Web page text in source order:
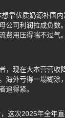
靠优质奶源补国
司利润拉成负数
费用压得喘不过
，现在大本营营
外亏得一塌糊涂
追得紧。
这次2025年全年